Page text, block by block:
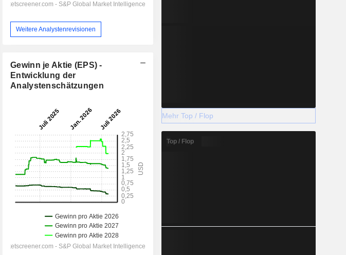
-
Weitere Analystenrevisionen
Gewinn je Aktie (EPS) -
Entwicklung der
Analystenschätzungen
Mehr Top / Flop
Top / Flop